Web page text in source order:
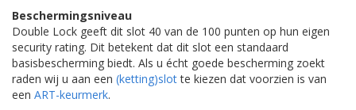
Beschermingsniveau
Double Lock geeft dit slot 40 van de 100 punten op hun eigen
security rating. Dit betekent dat dit slot een standaard
basisbescherming biedt. Als u écht goede bescherming zoekt
raden wij u aan een (ketting)slotte kiezen dat voorzien is van
een ART-keurmerk.